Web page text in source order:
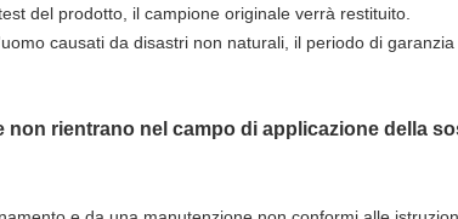
del prodotto, il campione originale verrà restituito.
causati da disastri non naturali, il periodo di
non rientrano nel campo di applicazione della